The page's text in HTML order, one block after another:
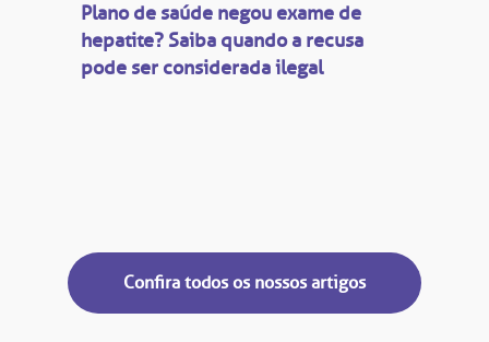
Plano de saúde negou exame de
hepatite? Saiba quando a recusa
pode ser considerada ilegal
Confira todos os nossos artigos